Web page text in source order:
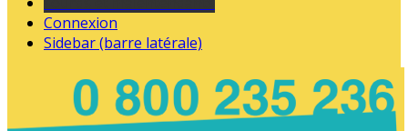
Connexion
Sidebar (barre latérale)